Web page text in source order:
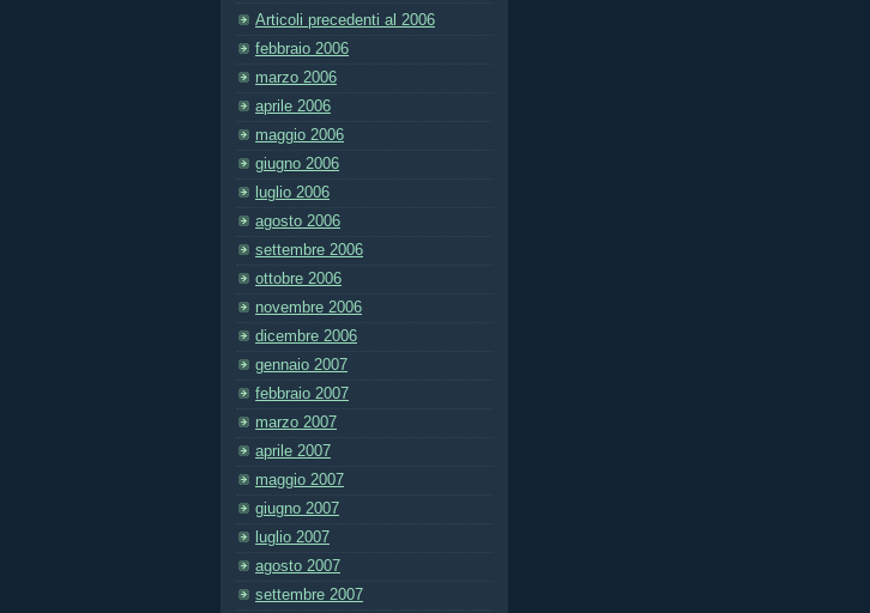
Articoli precedenti al 2006
febbraio 2006
marzo 2006
aprile 2006
maggio 2006
giugno 2006
luglio 2006
agosto 2006
settembre 2006
ottobre 2006
novembre 2006
dicembre 2006
gennaio 2007
febbraio 2007
marzo 2007
aprile 2007
maggio 2007
giugno 2007
luglio 2007
agosto 2007
settembre 2007